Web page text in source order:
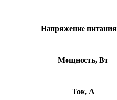
Напряжение
Мощность, Вт
Ток, А